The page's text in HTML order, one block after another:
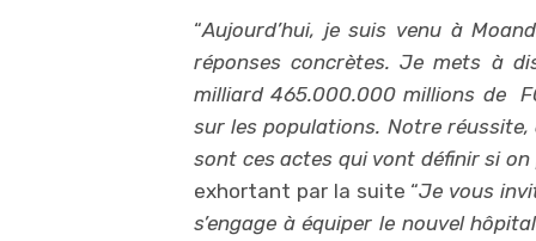
“Aujourd’hui, je suis venu à
réponses concrètes. Je mets à
milliard 465.000.000 millions de
sur les populations. Notre
sont ces actes qui vont définir si
exhortant par la suite “Je vous
s’engage à équiper le nouvel